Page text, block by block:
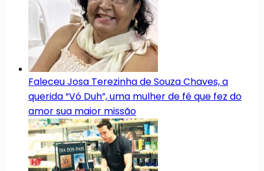
Faleceu Josa Terezinha de Souza Chaves, a
querida “Vó Duh”, uma mulher de fé que fez do
amor sua maior missão